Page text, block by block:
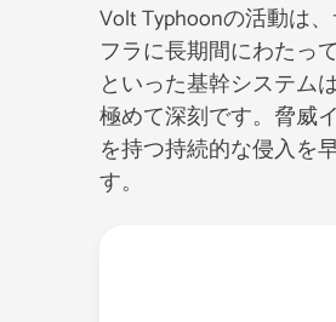
Volt Typhoonの活動は
フラに長期間にわたっ
といった基幹システム
極めて深刻です。脅威
を持つ持続的な侵入を
す。